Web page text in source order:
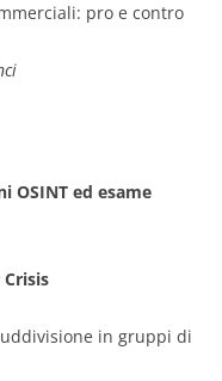
pro e contro
OSINT ed esame
in gruppi di